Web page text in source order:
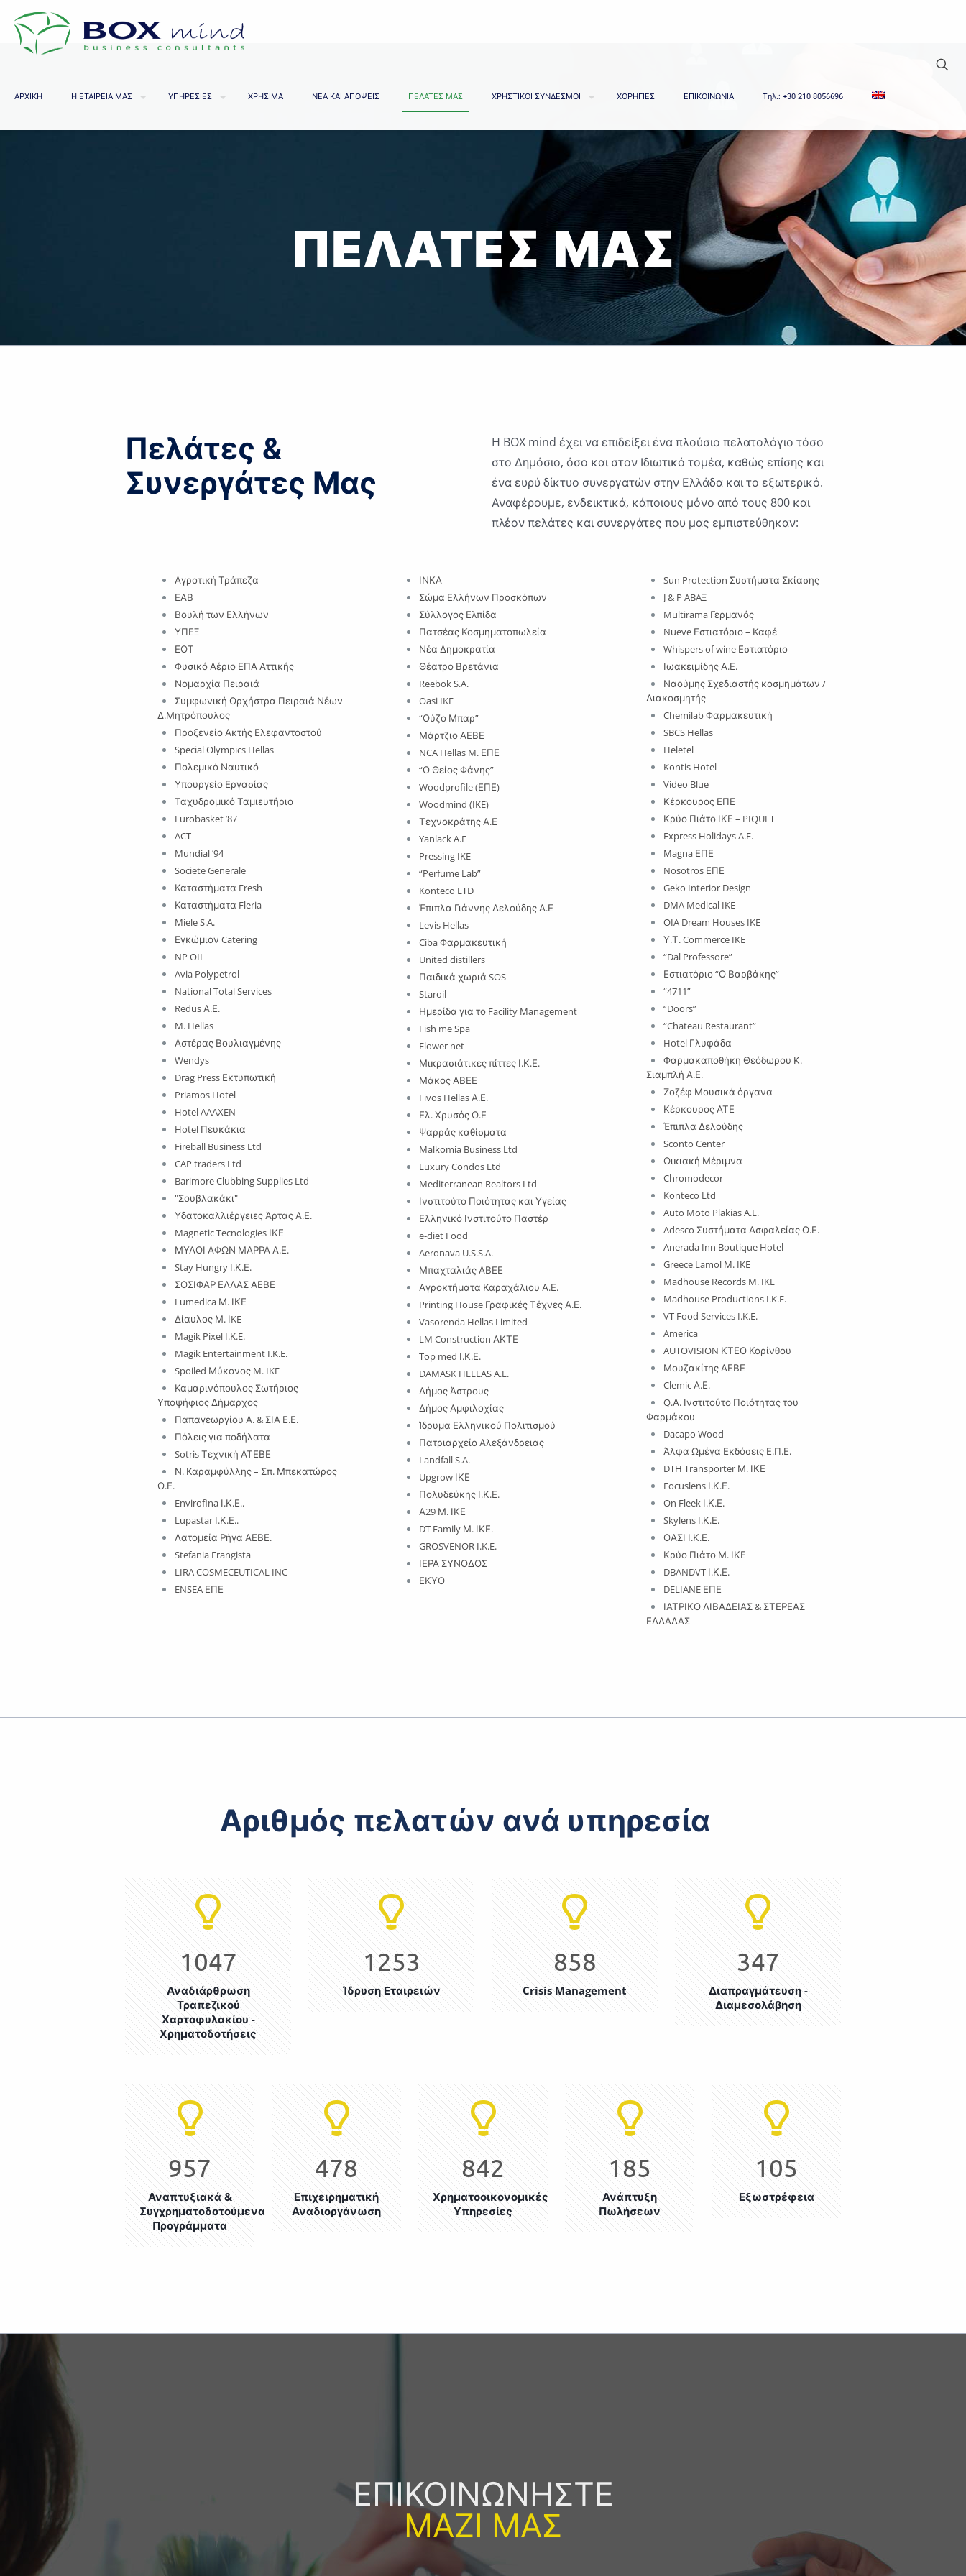
ΑΡΧΙΚΗ Η ΕΤΑΙΡΕΙΑ ΜΑΣ ΥΠΗΡΕΣΙΕΣ ΧΡΗΣΙΜΑ ΝΕΑ ΚΑΙ ΑΠΟΨΕΙΣ ΠΕΛΑΤΕΣ ΜΑΣ ΧΡΗΣΤΙΚΟΙ ΣΥΝΔΕΣΜΟΙ ΧΟΡΗΓΙΕΣ ΕΠΙΚΟΙΝΩΝΙΑ Tηλ.: +30 210 8056696
ΠΕΛΑΤΕΣ ΜΑΣ
Πελάτες &
Συνεργάτες Μας
H BOX mind έχει να επιδείξει ένα πλούσιο πελατολόγιο τόσο
στο Δημόσιο, όσο και στον Ιδιωτικό τομέα, καθώς επίσης και
ένα ευρύ δίκτυο συνεργατών στην Ελλάδα και το εξωτερικό.
Αναφέρουμε, ενδεικτικά, κάποιους μόνο από τους 800 και
πλέον πελάτες και συνεργάτες που μας εμπιστεύθηκαν:
Αγροτική Τράπεζα
ΕΑΒ
Βουλή των Ελλήνων
ΥΠΕΞ
ΕΟΤ
Φυσικό Αέριο ΕΠΑ Αττικής
Νομαρχία Πειραιά
Συμφωνική Ορχήστρα Πειραιά Νέων
Δ.Μητρόπουλος
Προξενείο Ακτής Ελεφαντοστού
Special Olympics Hellas
Πολεμικό Ναυτικό
Υπουργείο Εργασίας
Ταχυδρομικό Ταμιευτήριο
Eurobasket ’87
ACT
Mundial ’94
Societe Generale
Καταστήματα Fresh
Καταστήματα Fleria
Miele S.A.
Εγκώμιον Catering
NP OIL
Avia Polypetrol
National Total Services
Redus Α.Ε.
M. Hellas
Αστέρας Βουλιαγμένης
Wendys
Drag Press Εκτυπωτική
Priamos Hotel
Hotel AAAXEN
Hotel Πευκάκια
Fireball Business Ltd
CAP traders Ltd
Barimore Clubbing Supplies Ltd
"Σουβλακάκι"
Υδατοκαλλιέργειες Άρτας Α.Ε.
Magnetic Tecnologies ΙΚΕ
ΜΥΛΟΙ ΑΦΩΝ ΜΑΡΡΑ Α.Ε.
Stay Hungry Ι.Κ.Ε.
ΣΟΣΙΦΑΡ ΕΛΛΑΣ ΑΕΒΕ
Lumedica Μ. ΙΚΕ
Δίαυλος Μ. ΙKE
Magik Pixel I.K.E.
Magik Entertainment I.K.E.
Spoiled Μύκονος M. IKE
Καμαρινόπουλος Σωτήριος -
Υποψήφιος Δήμαρχος
Παπαγεωργίου Α. & ΣΙΑ Ε.Ε.
Πόλεις για ποδήλατα
Sotris Τεχνική ΑΤΕΒΕ
Ν. Καραμφύλλης – Σπ. Μπεκατώρος
Ο.Ε.
Envirofina Ι.Κ.Ε..
Lupastar Ι.Κ.Ε..
Λατομεία Ρήγα ΑΕΒΕ.
Stefania Frangista
LIRA COSMECEUTICAL INC
ENSEA ΕΠΕ
ΙΝΚΑ
Σώμα Ελλήνων Προσκόπων
Σύλλογος Ελπίδα
Πατσέας Κοσμηματοπωλεία
Νέα Δημοκρατία
Θέατρο Βρετάνια
Reebok S.A.
Oasi IKE
“Ούζο Μπαρ”
Μάρτζιο ΑΕΒΕ
NCA Hellas M. ΕΠΕ
“Ο Θείος Φάνης”
Woodprofile (ΕΠΕ)
Woodmind (IKE)
Τεχνοκράτης Α.Ε
Yanlack A.E
Pressing IKE
“Perfume Lab”
Konteco LTD
Έπιπλα Γιάννης Δελούδης Α.Ε
Levis Hellas
Ciba Φαρμακευτική
United distillers
Παιδικά χωριά SOS
Staroil
Ημερίδα για το Facility Management
Fish me Spa
Flower net
Μικρασιάτικες πίττες Ι.Κ.Ε.
Μάκος ΑΒΕΕ
Fivos Hellas Α.Ε.
Ελ. Χρυσός Ο.Ε
Ψαρράς καθίσματα
Malkomia Business Ltd
Luxury Condos Ltd
Mediterranean Realtors Ltd
Ινστιτούτο Ποιότητας και Υγείας
Ελληνικό Ινστιτούτο Παστέρ
e-diet Food
Aeronava U.S.S.A.
Μπαχταλιάς ΑΒΕΕ
Αγροκτήματα Καραχάλιου Α.Ε.
Printing House Γραφικές Τέχνες Α.Ε.
Vasorenda Hellas Limited
LM Construction ΑΚΤΕ
Top med Ι.Κ.Ε.
DAMASK HELLAS A.E.
Δήμος Άστρους
Δήμος Αμφιλοχίας
Ίδρυμα Ελληνικού Πολιτισμού
Πατριαρχείο Αλεξάνδρειας
Landfall S.A.
Upgrow ΙΚΕ
Πολυδεύκης Ι.Κ.Ε.
Α29 Μ. ΙΚΕ
DT Family Μ. ΙΚΕ.
GROSVENOR I.K.E.
ΙΕΡΑ ΣΥΝΟΔΟΣ
ΕΚΥΟ
Sun Protection Συστήματα Σκίασης
J & P ABAΞ
Multirama Γερμανός
Nueve Εστιατόριο – Καφέ
Whispers of wine Εστιατόριο
Ιωακειμίδης Α.Ε.
Ναούμης Σχεδιαστής κοσμημάτων /
Διακοσμητής
Chemilab Φαρμακευτική
SBCS Hellas
Heletel
Kontis Hotel
Video Blue
Κέρκουρος ΕΠΕ
Κρύο Πιάτο ΙΚΕ – PIQUET
Express Holidays A.E.
Magna ΕΠΕ
Nosotros ΕΠΕ
Geko Interior Design
DMA Medical IKE
OIA Dream Houses IKE
Υ.Τ. Commerce IKE
“Dal Professore”
Εστιατόριο “Ο Βαρβάκης”
“4711”
“Doors”
“Chateau Restaurant”
Hotel Γλυφάδα
Φαρμακαποθήκη Θεόδωρου Κ.
Σιαμπλή Α.Ε.
Ζοζέφ Μουσικά όργανα
Κέρκουρος ΑΤΕ
Έπιπλα Δελούδης
Sconto Center
Οικιακή Μέριμνα
Chromodecor
Konteco Ltd
Auto Moto Plakias A.E.
Adesco Συστήματα Ασφαλείας Ο.Ε.
Anerada Inn Boutique Hotel
Greece Lamol M. IKE
Madhouse Records M. IKE
Madhouse Productions I.K.E.
VT Food Services I.K.E.
America
AUTOVISION ΚΤΕΟ Κορίνθου
Μουζακίτης ΑΕΒΕ
Clemic Α.Ε.
Q.Α. Ινστιτούτο Ποιότητας του
Φαρμάκου
Dacapo Wood
Άλφα Ωμέγα Εκδόσεις Ε.Π.Ε.
DTH Transporter Μ. ΙΚΕ
Focuslens Ι.Κ.Ε.
On Fleek Ι.Κ.Ε.
Skylens Ι.Κ.Ε.
ΟΑΣΙ Ι.Κ.Ε.
Κρύο Πιάτο Μ. ΙΚΕ
DBANDVT Ι.Κ.Ε.
DELIANE ΕΠΕ
ΙΑΤΡΙΚΟ ΛΙΒΑΔΕΙΑΣ & ΣΤΕΡΕΑΣ
ΕΛΛΑΔΑΣ
Αριθμός πελατών ανά υπηρεσία
1047
Αναδιάρθρωση
Τραπεζικού
Χαρτοφυλακίου -
Χρηματοδοτήσεις
1253
Ίδρυση Εταιρειών
858
Crisis Management
347
Διαπραγμάτευση -
Διαμεσολάβηση
957
Αναπτυξιακά &
Συγχρηματοδοτούμενα
Προγράμματα
478
Επιχειρηματική
Αναδιοργάνωση
842
Χρηματοοικονομικές
Υπηρεσίες
185
Ανάπτυξη
Πωλήσεων
105
Εξωστρέφεια
ΕΠΙΚΟΙΝΩΝΗΣΤΕ
ΜΑΖΙ ΜΑΣ